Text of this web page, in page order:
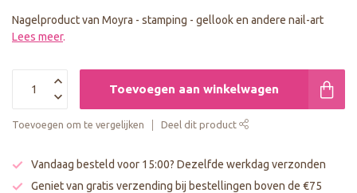
Nagelproduct van Moyra - stamping - gellook en andere nail-art
Lees meer.
Toevoegen aan winkelwagen
Toevoegen om te vergelijken Deel dit product
Vandaag besteld voor 15:00? Dezelfde werkdag verzonden
Geniet van gratis verzending bij bestellingen boven de €75